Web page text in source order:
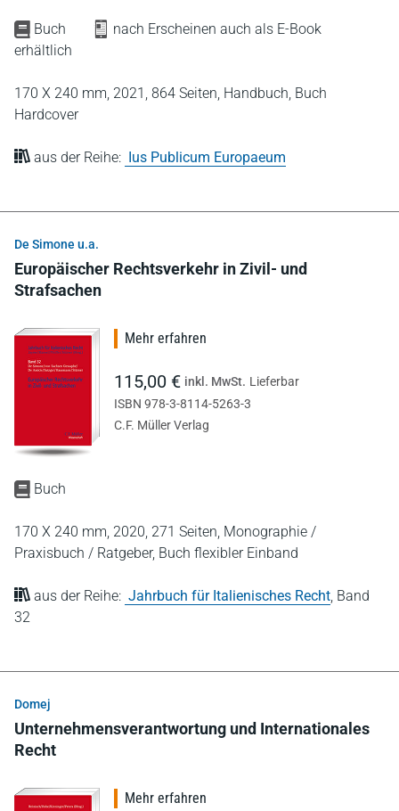
Buch
nach Erscheinen auch als E-Book
erhältlich
170 X 240 mm, 2021, 864 Seiten, Handbuch, Buch
Hardcover
aus der Reihe: Ius Publicum Europaeum
De Simone u.a.
Europäischer Rechtsverkehr in Zivil- und
Strafsachen
Buch
170 X 240 mm, 2020, 271 Seiten, Monographie /
Praxisbuch / Ratgeber, Buch flexibler Einband
aus der Reihe: Jahrbuch für Italienisches Recht, Band
32
Mehr erfahren
115,00 € inkl. MwSt. Lieferbar
ISBN 978-3-8114-5263-3
C.F. Müller Verlag
Domej
Unternehmensverantwortung und Internationales
Recht
Mehr erfahren